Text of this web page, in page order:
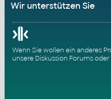
Wir unterstützen Sie
Wenn Sie wollen ein anderes
unsere Diskussion Forumsoder